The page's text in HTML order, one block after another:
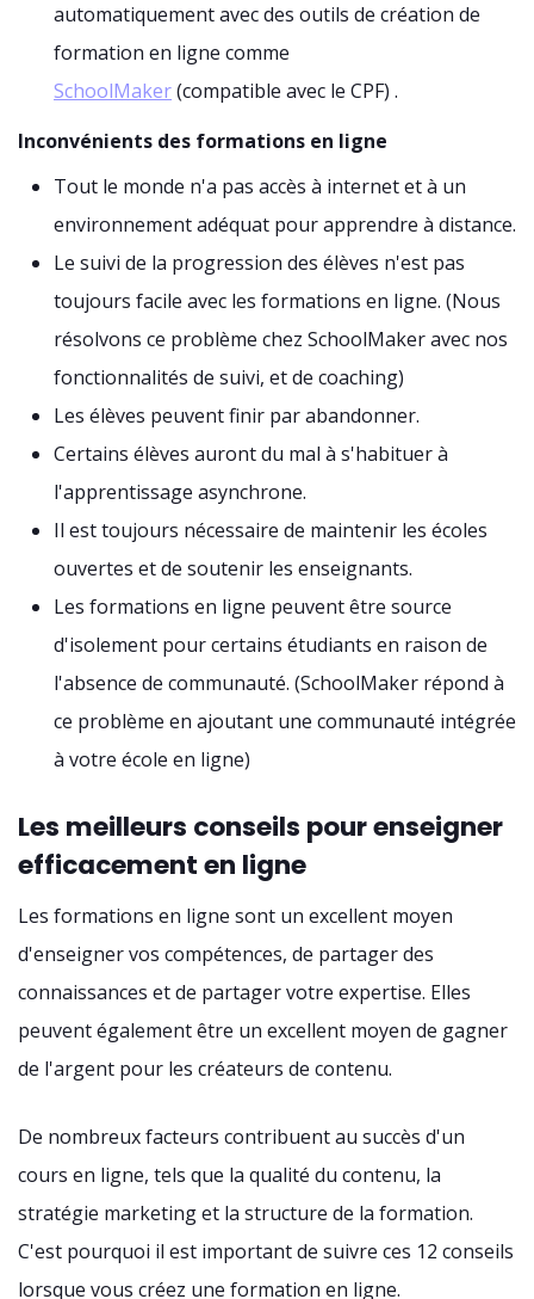
automatiquement avec des outils de création de
formation en ligne comme
SchoolMaker(compatible avec le CPF) .
Inconvénients des formations en ligne
Tout le monde n'a pas accès à internet et à un
environnement adéquat pour apprendre à distance.
Le suivi de la progression des élèves n'est pas
toujours facile avec les formations en ligne. (Nous
résolvons ce problème chez SchoolMaker avec nos
fonctionnalités de suivi, et de coaching)
Les élèves peuvent finir par abandonner.
Certains élèves auront du mal à s'habituer à
l'apprentissage asynchrone.
Il est toujours nécessaire de maintenir les écoles
ouvertes et de soutenir les enseignants.
Les formations en ligne peuvent être source
d'isolement pour certains étudiants en raison de
l'absence de communauté. (SchoolMaker répond à
ce problème en ajoutant une communauté intégrée
à votre école en ligne)
Les meilleurs conseils pour enseigner
efficacement en ligne
Les formations en ligne sont un excellent moyen
d'enseigner vos compétences, de partager des
connaissances et de partager votre expertise. Elles
peuvent également être un excellent moyen de gagner
de l'argent pour les créateurs de contenu.
De nombreux facteurs contribuent au succès d'un
cours en ligne, tels que la qualité du contenu, la
stratégie marketing et la structure de la formation.
C'est pourquoi il est important de suivre ces 12 conseils
lorsque vous créez une formation en ligne.